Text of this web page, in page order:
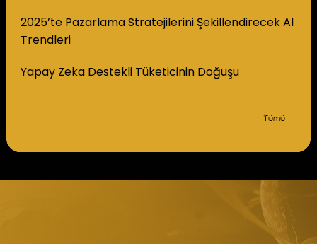
2025’te Pazarlama Stratejilerini Şekillendirecek AI
Trendleri
Yapay Zeka Destekli Tüketicinin Doğuşu
Tümü